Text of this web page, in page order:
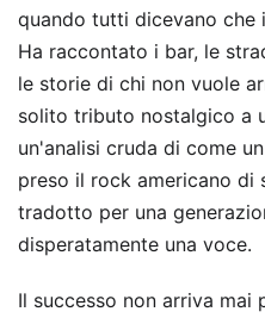
quando tutti dicevano
Ha raccontato i bar, le
le storie di chi non vuole
solito tributo nostalgico a
un'analisi cruda di come
preso il rock americano di
tradotto per una
disperatamente una voce.
Il successo non arriva mai